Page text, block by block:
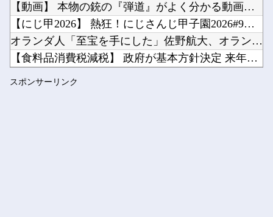
【動画】 本物の銃の『弾道』がよく分かる動画まとめがコチラｗ...
【にじ甲2026】 熱狂！にじさんじ甲子園2026#9！主催...
オランダ人「至宝を手にした」佐野航大、オランダ王者PSV移籍...
【食料品消費税減税】 政府が基本方針決定 来年4月から2年間...
櫻坂46、推しが全員これだとガチでキツい説
スポンサーリンク